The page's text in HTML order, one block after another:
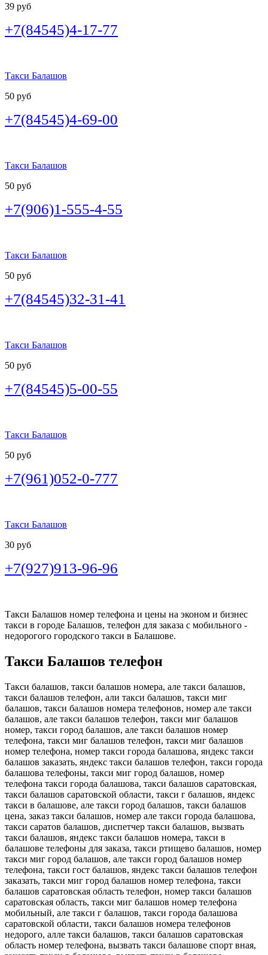
39 руб
+7(84545)4-17-77
Такси Балашов
50 руб
+7(84545)4-69-00
Такси Балашов
50 руб
+7(906)1-555-4-55
Такси Балашов
50 руб
+7(84545)32-31-41
Такси Балашов
50 руб
+7(84545)5-00-55
Такси Балашов
50 руб
+7(961)052-0-777
Такси Балашов
30 руб
+7(927)913-96-96
Такси Балашов номер телефона и цены на эконом и бизнес
такси в городе Балашов, телефон для заказа с мобильного -
недорогого городского такси в Балашове.
Такси Балашов телефон
Такси балашов, такси балашов номера, але такси балашов,
такси балашов телефон, али такси балашов, такси миг
балашов, такси балашов номера телефонов, номер але такси
балашов, але такси балашов телефон, такси миг балашов
номер, такси город балашов, але такси балашов номер
телефона, такси миг балашов телефон, такси миг балашов
номер телефона, номер такси города балашова, яндекс такси
балашов заказать, яндекс такси балашов телефон, такси города
балашова телефоны, такси миг город балашов, номер
телефона такси города балашова, такси балашов саратовская,
такси балашов саратовской области, такси г балашов, яндекс
такси в балашове, але такси город балашов, такси балашов
цена, заказ такси балашов, номер але такси города балашова,
такси саратов балашов, диспетчер такси балашов, вызвать
такси балашов, яндекс такси балашов номера, такси в
балашове телефоны для заказа, такси ртищево балашов, номер
такси миг город балашов, але такси город балашов номер
телефона, такси гост балашов, яндекс такси балашов телефон
заказать, такси миг город балашов номер телефона, такси
балашов саратовская область телефон, номер такси балашов
саратовская область, такси миг балашов номер телефона
мобильный, але такси г балашов, такси города балашова
саратовской области, такси балашов номера телефонов
недорого, алле такси балашов, такси балашов саратовская
область номер телефона, вызвать такси балашове спорт вная,